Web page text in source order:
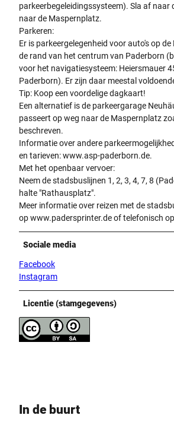
parkeerbegeleidingssysteem). Sla af
naar de Maspernplatz.
Parkeren:
Er is parkeergelegenheid voor auto's op
de rand van het centrum van Paderborn
voor het navigatiesysteem: Heiersmauer
Paderborn). Er zijn daar meestal
Tip: Koop een voordelige dagkaart!
Een alternatief is de parkeergarage
passeert op weg naar de Maspernplatz
beschreven.
Informatie over andere
en tarieven: www.asp-paderborn.de.
Met het openbaar vervoer:
Neem de stadsbuslijnen 1, 2, 3, 4, 7, 8
halte "Rathausplatz".
Meer informatie over reizen met de
op www.padersprinter.de of telefonisch
Sociale media
Facebook
Instagram
Licentie (stamgegevens)
In de buurt